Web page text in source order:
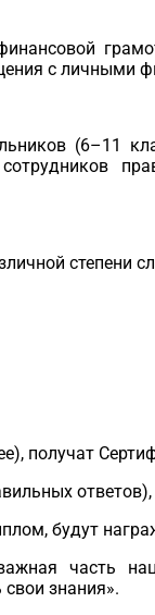
с личными
(6–11
степени
получат
будут
часть
свои знания».